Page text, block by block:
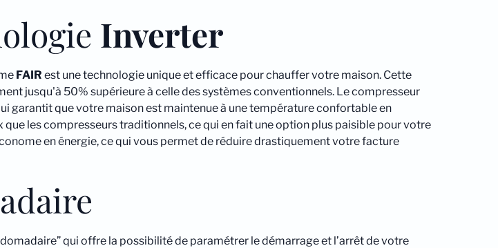
Inverter
FAIR est une technologie unique et efficace pour chauffer votre maison. Cette
jusqu'à 50% supérieure à celle des systèmes conventionnels. Le compresseur
garantit que votre maison est maintenue à une température confortable en
les compresseurs traditionnels, ce qui en fait une option plus paisible pour votre
en énergie, ce qui vous permet de réduire drastiquement votre facture
qui offre la possibilité de paramétrer le démarrage et l’arrêt de votre